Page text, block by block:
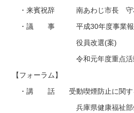
・来賓祝辞 南あわじ市長
・議 事 平成30年度事業報
役員改選(案)
令和元年度重点活動目
【フォーラム】
・講 話 受動喫煙防止に関する
兵庫県健康福祉部健康局健